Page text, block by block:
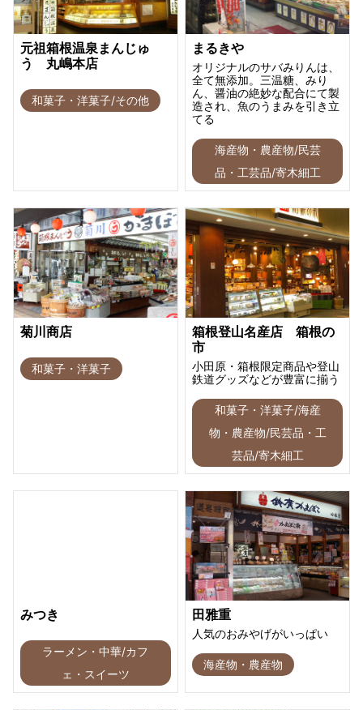
元祖箱根温泉まんじゅ
う 丸嶋本店
和菓子・洋菓子/その他
まるきや
オリジナルのサバみりんは、
全て無添加。三温糖、みり
ん、醤油の絶妙な配合にて製
造され、魚のうまみを引き立
てる
海産物・農産物/民芸
品・工芸品/寄木細工
菊川商店
和菓子・洋菓子
箱根登山名産店 箱根の
市
小田原・箱根限定商品や登山
鉄道グッズなどが豊富に揃う
和菓子・洋菓子/海産
物・農産物/民芸品・工
芸品/寄木細工
みつき
ラーメン・中華/カフ
ェ・スイーツ
田雅重
人気のおみやげがいっぱい
海産物・農産物